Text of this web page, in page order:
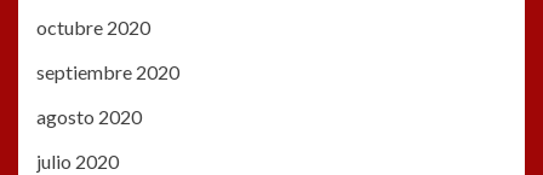
octubre 2020
septiembre 2020
agosto 2020
julio 2020